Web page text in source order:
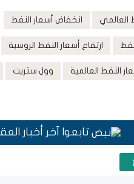
العالمي انخفاض أسعار النفط
ارتفاع أسعار النفط الروسية
النفط العالمية وول ستريت
تابعوا آخر أخبار